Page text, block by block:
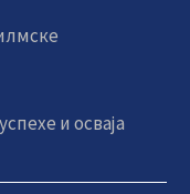
и осваја